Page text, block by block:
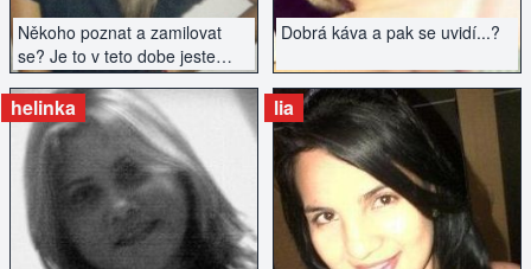
Někoho poznat a zamilovat
se? Je to v teto dobe jeste
mozné? Romantika, láska..
vášeň?
Dobrá káva a pak se uvidí...?
helinka
ZOBRAZIT INZERÁT
lia
ZOBRAZIT INZERÁT